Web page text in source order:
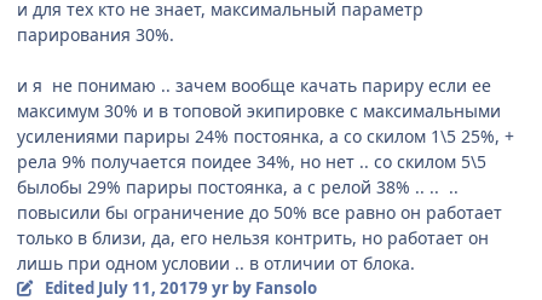
и для тех кто не знает, максимальный параметр
парирования 30%.
и я не понимаю .. зачем вообще качать париру если ее
максимум 30% и в топовой экипировке с максимальными
усилениями париры 24% постоянка, а со скилом 1\5 25%, +
рела 9% получается поидее 34%, но нет .. со скилом 5\5
былобы 29% париры постоянка, а с релой 38% .. .. ..
повысили бы ограничение до 50% все равно он работает
только в близи, да, его нельзя контрить, но работает он
лишь при одном условии .. в отличии от блока.
Edited July 11, 20179 yrby Fansolo